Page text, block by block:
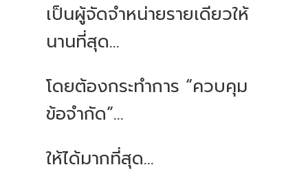
เป็นผู้จัดจำหน่ายรายเดียวให้
นานที่สุด...
โดยต้องกระทำการ “ควบคุม
ข้อจำกัด”...
ให้ได้มากที่สุด...